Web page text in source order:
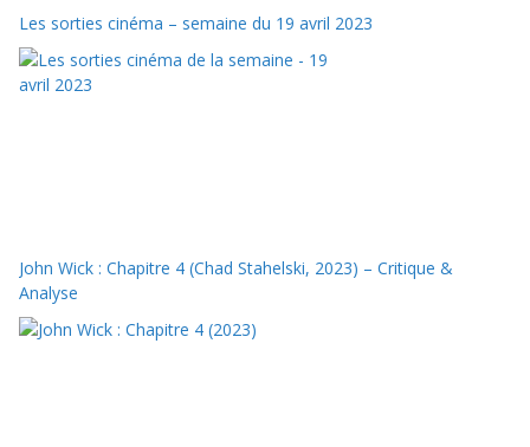
Les sorties cinéma – semaine du 19 avril 2023
John Wick : Chapitre 4 (Chad Stahelski, 2023) – Critique &
Analyse